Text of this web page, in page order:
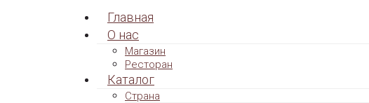
Главная
О нас
Магазин
Ресторан
Каталог
Страна